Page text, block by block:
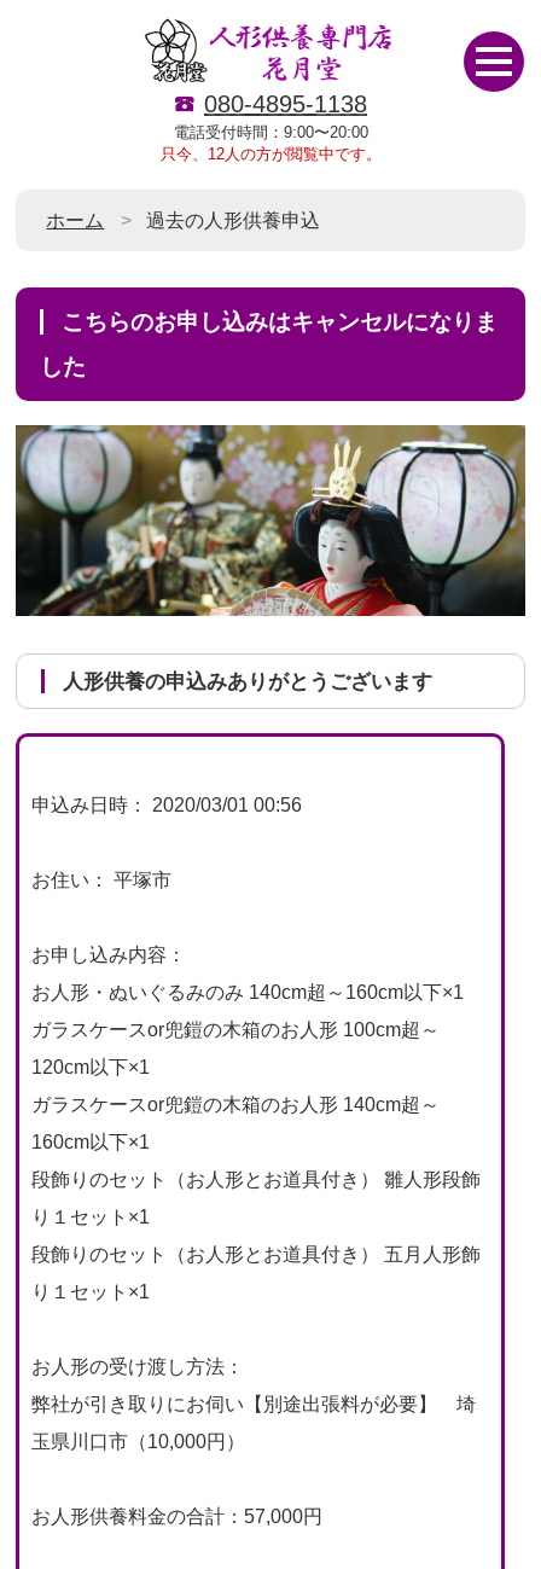
080-4895-1138
電話受付時間：9:00〜20:00
只今、12人の方が閲覧中です。
ホーム 過去の人形供養申込
こちらのお申し込みはキャンセルになりま
した
人形供養の申込みありがとうございます
申込み日時： 2020/03/01 00:56
お住い： 平塚市
お申し込み内容：
お人形・ぬいぐるみのみ 140cm超～160cm以下×1
ガラスケースor兜鎧の木箱のお人形 100cm超～
120cm以下×1
ガラスケースor兜鎧の木箱のお人形 140cm超～
160cm以下×1
段飾りのセット（お人形とお道具付き） 雛人形段飾
り１セット×1
段飾りのセット（お人形とお道具付き） 五月人形飾
り１セット×1
お人形の受け渡し方法：
弊社が引き取りにお伺い【別途出張料が必要】 埼
玉県川口市（10,000円）
お人形供養料金の合計：57,000円